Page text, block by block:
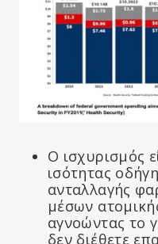
Ο ισχυρισμός
ισότητας
ανταλλαγής
μέσων
αγνοώντας το
δεν διέθετε